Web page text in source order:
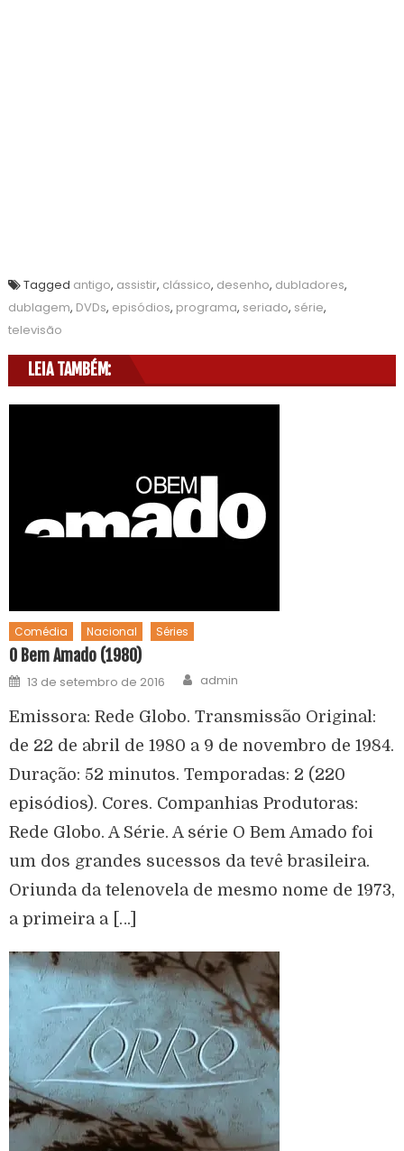
Tagged antigo, assistir, clássico, desenho, dubladores,
dublagem, DVDs, episódios, programa, seriado, série,
televisão
LEIA TAMBÉM:
Comédia Nacional Séries
O Bem Amado (1980)
13 de setembro de 2016 admin
Emissora: Rede Globo. Transmissão Original:
de 22 de abril de 1980 a 9 de novembro de 1984.
Duração: 52 minutos. Temporadas: 2 (220
episódios). Cores. Companhias Produtoras:
Rede Globo. A Série. A série O Bem Amado foi
um dos grandes sucessos da tevê brasileira.
Oriunda da telenovela de mesmo nome de 1973,
a primeira a […]